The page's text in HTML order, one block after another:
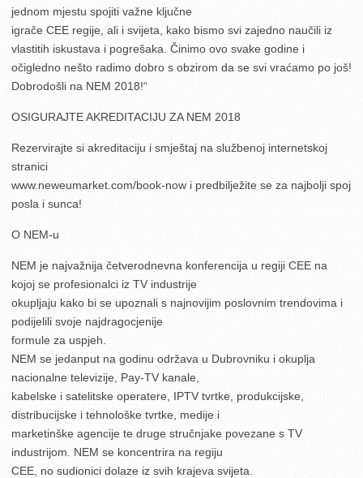
jednom mjestu spojiti važne ključne
igrače CEE regije, ali i svijeta, kako bismo svi zajedno naučili iz
vlastitih iskustava i pogrešaka. Činimo ovo svake godine i
očigledno nešto radimo dobro s obzirom da se svi vraćamo po još!
Dobrodošli na NEM 2018!“
OSIGURAJTE AKREDITACIJU ZA NEM 2018
Rezervirajte si akreditaciju i smještaj na službenoj internetskoj
stranici
www.neweumarket.com/book-now i predbilježite se za najbolji spoj
posla i sunca!
O NEM-u
NEM je najvažnija četverodnevna konferencija u regiji CEE na
kojoj se profesionalci iz TV industrije
okupljaju kako bi se upoznali s najnovijim poslovnim trendovima i
podijelili svoje najdragocjenije
formule za uspjeh.
NEM se jedanput na godinu održava u Dubrovniku i okuplja
nacionalne televizije, Pay-TV kanale,
kabelske i satelitske operatere, IPTV tvrtke, produkcijske,
distribucijske i tehnološke tvrtke, medije i
marketinške agencije te druge stručnjake povezane s TV
industrijom. NEM se koncentrira na regiju
CEE, no sudionici dolaze iz svih krajeva svijeta.